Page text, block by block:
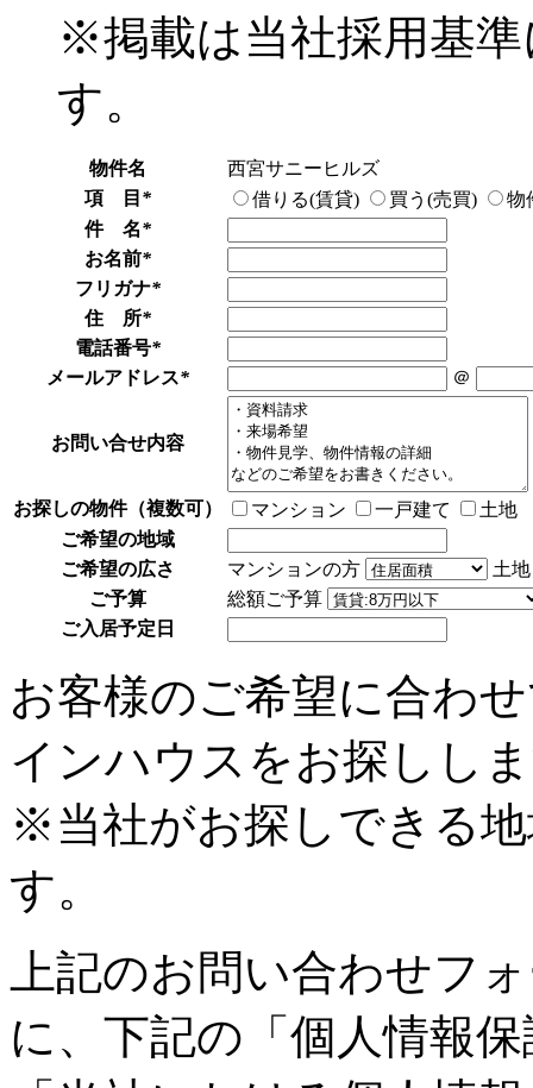
※掲載は当社採用基
す。
物件名
西宮サニーヒルズ
項 目 * 借りる(賃貸) 買う(売買)
物
件 名*
お名前*
フリガナ*
住 所*
電話番号*
メールアドレス* ＠
お問い合せ内容
お探しの物件（複数可） マンション 一戸建て
土地
ご希望の地域
ご希望の広さ
マンションの方
土
ご予算
総額ご予算
ご入居予定日
お客様のご希望に合わ
インハウスをお探しし
※当社がお探しできる
す。
上記のお問い合わせフ
に、下記の「個人情報